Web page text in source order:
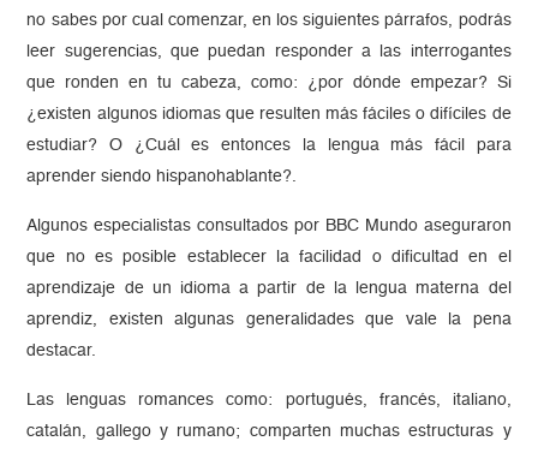
no sabes por cual comenzar, en los siguientes párrafos, podrás
leer sugerencias, que puedan responder a las interrogantes
que ronden en tu cabeza, como: ¿por dónde empezar? Si
¿existen algunos idiomas que resulten más fáciles o difíciles de
estudiar? O ¿Cuál es entonces la lengua más fácil para
aprender siendo hispanohablante?.
Algunos especialistas consultados por BBC Mundo aseguraron
que no es posible establecer la facilidad o dificultad en el
aprendizaje de un idioma a partir de la lengua materna del
aprendiz, existen algunas generalidades que vale la pena
destacar.
Las lenguas romances como: portugués, francés, italiano,
catalán, gallego y rumano; comparten muchas estructuras y